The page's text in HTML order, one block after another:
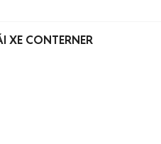
XE CONTERNER